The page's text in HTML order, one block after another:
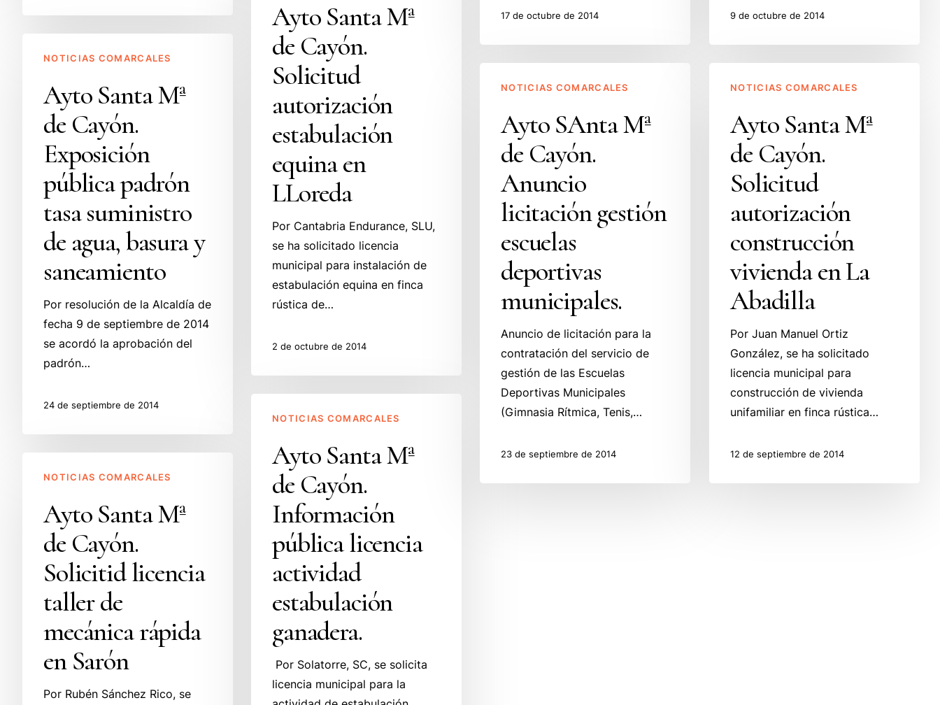
17 de octubre de 2014 9 de octubre de 2014
Cayón.
autorización
estabulación
LLoreda
Ayto Santa Mª
de Cayón.
Solicitud
autorización
estabulación
equina en
LLoreda
Por Cantabria Endurance, SLU,
se ha solicitado licencia
municipal para instalación de
estabulación equina en finca
rústica de…
2 de octubre de 2014
Santa
Cayón.
pública
padrón
tasa
suministro
basura
saneamiento
NOTICIAS COMARCALES
Ayto Santa Mª
de Cayón.
Exposición
pública padrón
tasa suministro
de agua, basura y
saneamiento
Por resolución de la Alcaldía de
fecha 9 de septiembre de 2014
se acordó la aprobación del
padrón…
24 de septiembre de 2014
SAnta
Cayón.
licitación
gestión
deportivas
municipales.
NOTICIAS COMARCALES
Ayto SAnta Mª
de Cayón.
Anuncio
licitación gestión
escuelas
deportivas
municipales.
Anuncio de licitación para la
contratación del servicio de
gestión de las Escuelas
Deportivas Municipales
(Gimnasia Rítmica, Tenis,…
23 de septiembre de 2014
Santa
Cayón.
autorización
construcción
Abadilla
NOTICIAS COMARCALES
Ayto Santa Mª
de Cayón.
Solicitud
autorización
construcción
vivienda en La
Abadilla
Por Juan Manuel Ortiz
González, se ha solicitado
licencia municipal para
construcción de vivienda
unifamiliar en finca rústica…
12 de septiembre de 2014
Santa
Cayón.
Información
pública
licencia
actividad
estabulación
ganadera.
NOTICIAS COMARCALES
Ayto Santa Mª
de Cayón.
Información
pública licencia
actividad
estabulación
ganadera.
Por Solatorre, SC, se solicita
licencia municipal para la
Santa
Cayón.
licencia
taller
mecánica
rápida
Sarón
NOTICIAS COMARCALES
Ayto Santa Mª
de Cayón.
Solicitid licencia
taller de
mecánica rápida
en Sarón
Por Rubén Sánchez Rico, se